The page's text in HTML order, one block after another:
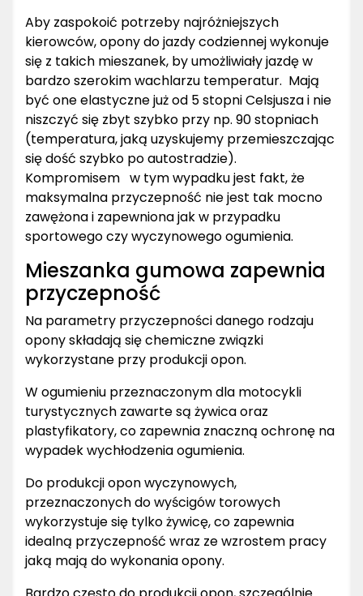
Aby zaspokoić potrzeby najróżniejszych
kierowców, opony do jazdy codziennej wykonuje
się z takich mieszanek, by umożliwiały jazdę w
bardzo szerokim wachlarzu temperatur. Mają
być one elastyczne już od 5 stopni Celsjusza i nie
niszczyć się zbyt szybko przy np. 90 stopniach
(temperatura, jaką uzyskujemy przemieszczając
się dość szybko po autostradzie).
Kompromisem w tym wypadku jest fakt, że
maksymalna przyczepność nie jest tak mocno
zawężona i zapewniona jak w przypadku
sportowego czy wyczynowego ogumienia.
Mieszanka gumowa zapewnia
przyczepność
Na parametry przyczepności danego rodzaju
opony składają się chemiczne związki
wykorzystane przy produkcji opon.
W ogumieniu przeznaczonym dla motocykli
turystycznych zawarte są żywica oraz
plastyfikatory, co zapewnia znaczną ochronę na
wypadek wychłodzenia ogumienia.
Do produkcji opon wyczynowych,
przeznaczonych do wyścigów torowych
wykorzystuje się tylko żywicę, co zapewnia
idealną przyczepność wraz ze wzrostem pracy
jaką mają do wykonania opony.